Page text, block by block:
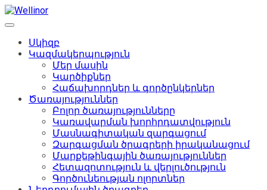
Սկիզբ
Կազմակերպություն
Մեր մասին
Կարծիքներ
Հաճախորդներ և գործընկերներ
Ծառայություններ
Բոլոր ծառայությունները
Կառավարման խորհրդատվություն
Մասնագիտական զարգացում
Զարգացման ծրագրերի իրականացում
Մարքեթինգային ծառայություններ
Հետազոտություն և վերլուծություն
Գործունեության ոլորտներ